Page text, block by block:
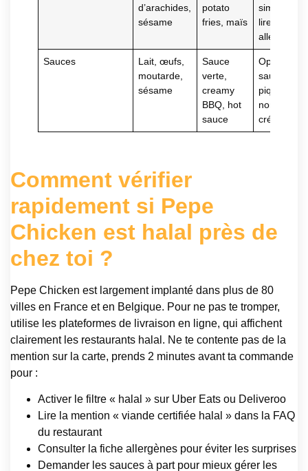
d’arachides,
sésame
potato
fries, maïs
simples,
lire la fiche
allergènes
Sauces
Lait, œufs,
moutarde,
sésame
Sauce
verte,
creamy
BBQ, hot
sauce
Opter pour
sauces
piquantes
non
crémeuses
Comment vérifier
rapidement si Pepe
Chicken est halal près de
chez toi ?
Pepe Chicken est largement implanté dans plus de 80
villes en France et en Belgique. Pour ne pas te tromper,
utilise les plateformes de livraison en ligne, qui affichent
clairement les restaurants halal. Ne te contente pas de la
mention sur la carte, prends 2 minutes avant ta commande
pour :
Activer le filtre « halal » sur Uber Eats ou Deliveroo
Lire la mention « viande certifiée halal » dans la FAQ
du restaurant
Consulter la fiche allergènes pour éviter les surprises
Demander les sauces à part pour mieux gérer les